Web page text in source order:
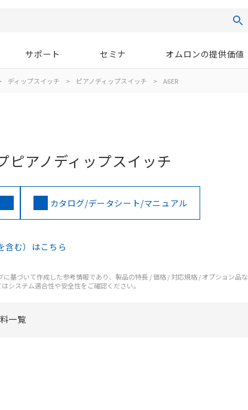
サポート セミナ オムロンの提供価値
ディップスイッチ > ピアノディップスイッチ > A6ER
ピアノディップスイッチ
カタログ/データシート/マニュアル
含む）はこちら
基づいて作成した参考情報であり、製品の特長 / 価格 / 対応規格 / オプション品な
システム適合性や安全性をご確認ください。
一覧